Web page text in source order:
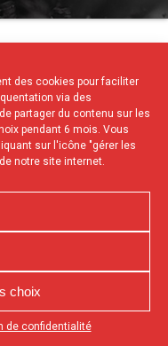
des cookies pour faciliter
via des
partager du contenu sur les
pendant 6 mois. Vous
sur l'icône "gérer les
notre site internet.
choix
de confidentialité
votre